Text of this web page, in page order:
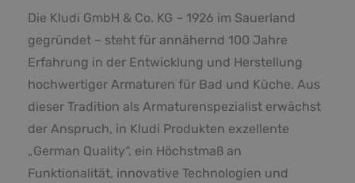
Die Kludi GmbH & Co. KG – 1926 im Sauerland
gegründet – steht für annähernd 100 Jahre
Erfahrung in der Entwicklung und Herstellung
hochwertiger Armaturen für Bad und Küche. Aus
dieser Tradition als Armaturenspezialist erwächst
der Anspruch, in Kludi Produkten exzellente
„German Quality“, ein Höchstmaß an
Funktionalität, innovative Technologien und